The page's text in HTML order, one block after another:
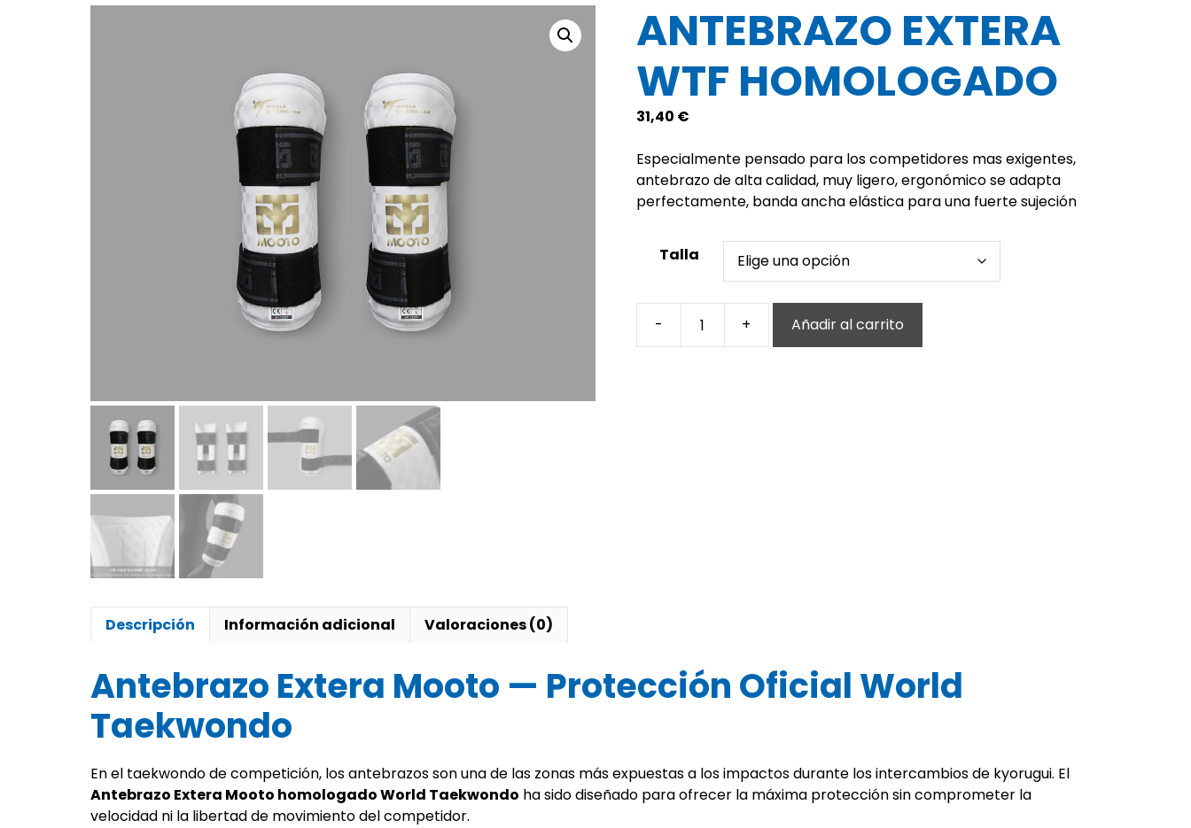
ANTEBRAZO EXTERA
WTF HOMOLOGADO
31,40 €
Especialmente pensado para los competidores mas exigentes,
antebrazo de alta calidad, muy ligero, ergonómico se adapta
perfectamente, banda ancha elástica para una fuerte sujeción
Talla
-
Antebrazo
+ Añadir al carrito
Descripción Información adicional Valoraciones (0)
Antebrazo Extera Mooto — Protección Oficial World
Taekwondo
En el taekwondo de competición, los antebrazos son una de las zonas más expuestas a los impactos durante los intercambios de kyorugui. El
Antebrazo Extera Mooto homologado World Taekwondo ha sido diseñado para ofrecer la máxima protección sin comprometer la
velocidad ni la libertad de movimiento del competidor.